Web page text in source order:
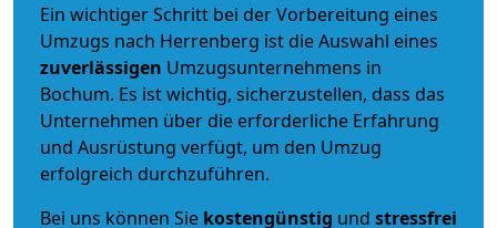
Ein wichtiger Schritt bei der Vorbereitung eines
Umzugs nach Herrenberg ist die Auswahl eines
zuverlässigen Umzugsunternehmens in
Bochum. Es ist wichtig, sicherzustellen, dass das
Unternehmen über die erforderliche Erfahrung
und Ausrüstung verfügt, um den Umzug
erfolgreich durchzuführen.
Bei uns können Sie kostengünstig und stressfrei